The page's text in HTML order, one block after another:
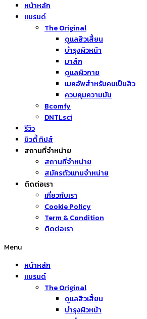
หน้าหลัก
แบรนด์
The Original
ดูแลสิวเสี้ยน
บำรุงผิวหน้า
มาส์ก
ดูแลผิวกาย
เมคอัพสำหรับคนเป็นสิว
ควบคุมความมัน
Bcomfy
DNTLsci
รีวิว
บิวตี้ ทิปส์
สถานที่จำหน่าย
สถานที่จำหน่าย
สมัครตัวแทนจำหน่าย
ติดต่อเรา
เกี่ยวกับเรา
Cookie Policy
Term & Condition
ติดต่อเรา
Menu
หน้าหลัก
แบรนด์
The Original
ดูแลสิวเสี้ยน
บำรุงผิวหน้า